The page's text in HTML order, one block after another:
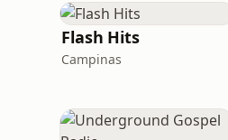
Flash Hits
Campinas